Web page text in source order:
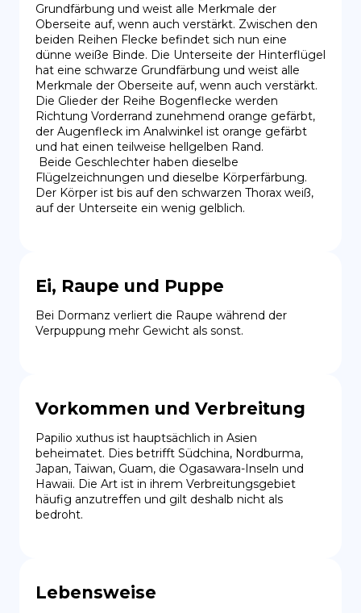
Grundfärbung und weist alle Merkmale der
Oberseite auf, wenn auch verstärkt. Zwischen den
beiden Reihen Flecke befindet sich nun eine
dünne weiße Binde. Die Unterseite der Hinterflügel
hat eine schwarze Grundfärbung und weist alle
Merkmale der Oberseite auf, wenn auch verstärkt.
Die Glieder der Reihe Bogenflecke werden
Richtung Vorderrand zunehmend orange gefärbt,
der Augenfleck im Analwinkel ist orange gefärbt
und hat einen teilweise hellgelben Rand.
Flügelzeichnungen und dieselbe Körperfärbung.
Der Körper ist bis auf den schwarzen Thorax weiß,
auf der Unterseite ein wenig gelblich.
Ei, Raupe und Puppe
Bei Dormanz verliert die Raupe während der
Verpuppung mehr Gewicht als sonst.
Vorkommen und Verbreitung
Papilio xuthus ist hauptsächlich in Asien
beheimatet. Dies betrifft Südchina, Nordburma,
Japan, Taiwan, Guam, die Ogasawara-Inseln und
Hawaii. Die Art ist in ihrem Verbreitungsgebiet
häufig anzutreffen und gilt deshalb nicht als
bedroht.
Lebensweise